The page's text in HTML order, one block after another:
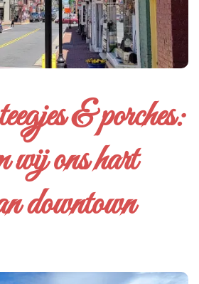
& porches:
ons hart
downtown